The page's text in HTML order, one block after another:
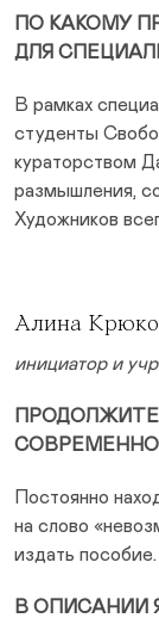
ПО КАКОМУ
ДЛЯ
В рамках
студенты
кураторством
размышления,
Художников
Алина
инициатор и
ПРОДОЛЖИТЕ
Постоянно
на слово
издать пособие.
В ОПИСАНИИ